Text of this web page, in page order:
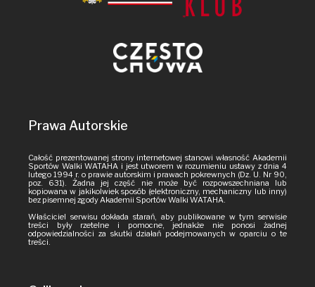
Prawa Autorskie
Całość prezentowanej strony internetowej stanowi własność Akademii
Sportów Walki WATAHA i jest utworem w rozumieniu ustawy z dnia 4
lutego 1994 r. o prawie autorskim i prawach pokrewnych (Dz. U. Nr 90,
poz. 631). Żadna jej część nie może być rozpowszechniana lub
kopiowana w jakikolwiek sposób (elektroniczny, mechaniczny lub inny)
bez pisemnej zgody Akademii Sportów Walki WATAHA.
Właściciel serwisu dokłada starań, aby publikowane w tym serwisie
treści były rzetelne i pomocne, jednakże nie ponosi żadnej
odpowiedzialności za skutki działań podejmowanych w oparciu o te
treści.